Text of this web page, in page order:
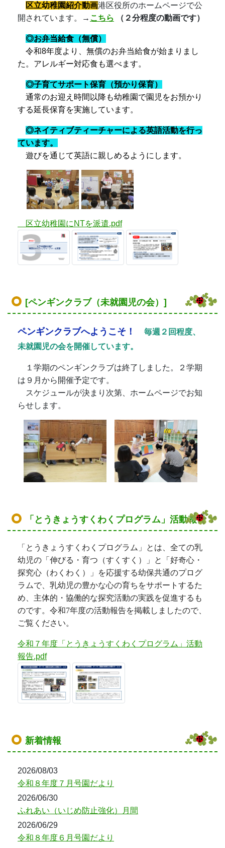
区立幼稚園紹介動画港区役所のホームページで公
開されています。
→ こちら （２分程度の動画です）
◎お弁当給食（無償）
令和8年度より、無償のお弁当給食が始まりまし
た。アレルギー対応食も選べます。
◎子育てサポート保育（預かり保育）
通常のお迎え時間以降も幼稚園で園児をお預かり
する延長保育を実施しています。
◎ネイティブティーチャーによる英語活動を行っ
ています。
遊びを通じて英語に親しめるようにします。
区立幼稚園にNTを派遣.pdf
[ペンギンクラブ（未就園児の会）]
ペンギンクラブへようこそ！
毎週２回程度、
未就園児の会を開催しています。
１学期のペンギンクラブは終了しました。２学期
は９月から開催予定です。
スケジュールが決まり次第、ホームページでお知
らせします。
「とうきょうすくわくプログラム」活動報告
「とうきょうすくわくプログラム」とは、全ての乳
幼児の「伸びる・育つ（すくすく）」と「好奇心・
探究心（わくわく）」を応援する幼保共通のプログ
ラムで、乳幼児の豊かな心の育ちをサポートするた
め、主体的・協働的な探究活動の実践を促進するも
のです。令和7年度の活動報告を掲載しましたので、
ご覧ください。
令和７年度「とうきょうすくわくプログラム」活動
報告.pdf
新着情報
2026/08/03
令和８年度７月号園だより
2026/06/30
ふれあい（いじめ防止強化）月間
2026/06/29
令和８年度６月号園だより